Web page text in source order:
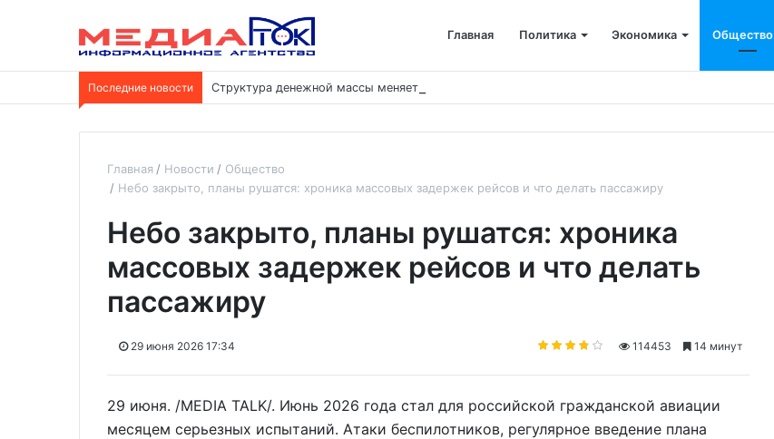
Главная Политика Экономика Общество
Последние новости Структура денежной массы меняется: корпоративные депозиты обогнали вклады населения
Главная Новости
Общество
Небо закрыто, планы рушатся: хроника массовых задержек рейсов и что делать пассажиру
Небо закрыто, планы рушатся: хроника
массовых задержек рейсов и что делать
пассажиру
29 июня 2026 17:34 114453 14 минут
29 июня. /MEDIA TALK/. Июнь 2026 года стал для российской гражданской авиации
месяцем серьезных испытаний. Атаки беспилотников, регулярное введение плана